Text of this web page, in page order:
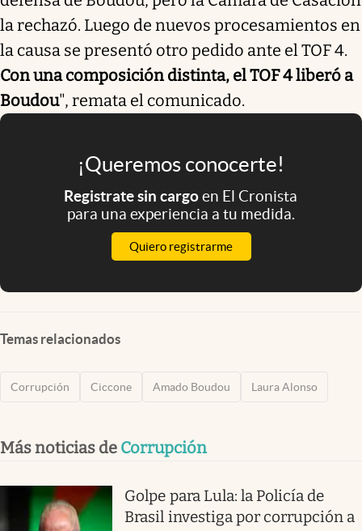
la rechazó. Luego de nuevos procesamientos en
la causa se presentó otro pedido ante el TOF 4.
Con una composición distinta, el TOF 4 liberó a
Boudou", remata el comunicado.
¡Queremos conocerte!
Registrate sin cargoen El Cronista
para una experiencia a tu medida.
Quiero registrarme
Temas relacionados
Corrupción Ciccone Amado Boudou Laura Alonso
Más noticias de Corrupción
Golpe para Lula: la Policía de
Brasil investiga por corrupción a